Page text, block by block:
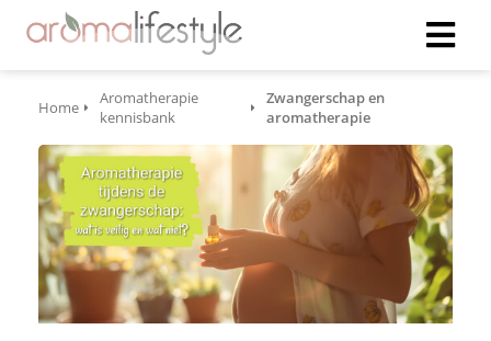
Home
Aromatherapie
kennisbank
Zwangerschap en
aromatherapie